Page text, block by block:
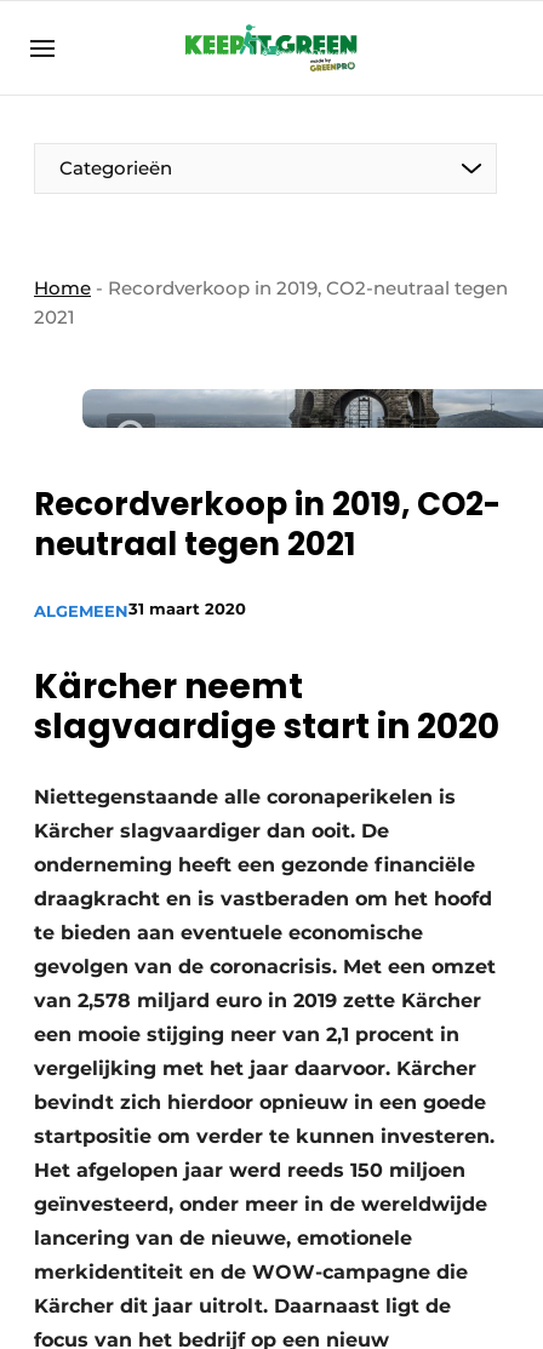
NL ENG FR
Categorieën
Home - Recordverkoop in 2019, CO2-neutraal tegen
2021
Recordverkoop in 2019, CO2-
neutraal tegen 2021
ALGEMEEN31 maart 2020
Kärcher neemt
slagvaardige start in 2020
Niettegenstaande alle coronaperikelen is
Kärcher slagvaardiger dan ooit. De
onderneming heeft een gezonde financiële
draagkracht en is vastberaden om het hoofd
te bieden aan eventuele economische
gevolgen van de coronacrisis. Met een omzet
van 2,578 miljard euro in 2019 zette Kärcher
een mooie stijging neer van 2,1 procent in
vergelijking met het jaar daarvoor. Kärcher
bevindt zich hierdoor opnieuw in een goede
startpositie om verder te kunnen investeren.
Het afgelopen jaar werd reeds 150 miljoen
geïnvesteerd, onder meer in de wereldwijde
lancering van de nieuwe, emotionele
merkidentiteit en de WOW-campagne die
Kärcher dit jaar uitrolt. Daarnaast ligt de
focus van het bedrijf op een nieuw